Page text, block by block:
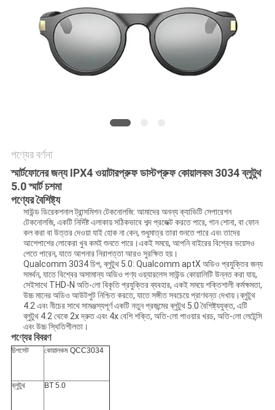
গোপনীয়তা
পণ্যের বর্ণনা
স্মার্টফোনের জন্য IPX4 ওয়াটারপ্রুফ ডাস্টপ্রুফ কোয়ালকম 3034 ব্লুটুথ
5.0 স্মার্ট চশমা
পণ্যের বৈশিষ্ট্য
সাউন্ড ডিরেকশনাল ট্রান্সমিশন টেকনোলজি: আমাদের অনন্য ক্যাভিটি সেপারেশন
টেকনোলজি, একটি নির্দিষ্ট এলাকায় সঠিকভাবে শব্দ প্রজেক্ট করতে পারে, গান শোনা, বা ফোন
কল করা বা উত্তর দেওয়া যাই হোক না কেন, শুধুমাত্র তারা শুনতে পারে এবং তাদের
আশেপাশের লোকেরা খুব কমই শুনতে পারে।একই সময়ে, আপনি বাইরের বিশ্বের ভয়েসও
পেতে পারেন, যাতে আপনার নিরাপত্তা আরও সুরক্ষিত হয়।
Qualcomm 3034 চিপ, ব্লুটুথ 5.0: Qualcomm aptX অডিও প্রযুক্তির জন্য
সমর্থন, যাতে বিশ্বের অসামান্য অডিও পণ্য ওয়্যারলেস সাউন্ড কোয়ালিটি উন্নত করা যায়,
সেইসাথে THD-N অতি-লো বিকৃতি প্রযুক্তির ব্যবহার, একই সময়ে শক্তিশালী কর্মক্ষমতা,
উচ্চ মানের অডিও আউটপুট নিশ্চিত করতে, যাতে সঙ্গীত সবচেয়ে প্রাণবন্ত দেখায়।ব্লুটুথ
4.2 এবং নীচের সাথে সামঞ্জস্যপূর্ণ একটি নতুন প্রজন্মের ব্লুটুথ 5.0 বৈশিষ্ট্যযুক্ত, এটি
ব্লুটুথ 4.2 থেকে 2x দ্রুত এবং 4x বেশি শক্তি, অতি-লো পাওয়ার খরচ, অতি-লো লেটেন্সি
এবং উচ্চ স্থিতিশীলতা।
পণ্যের বিবরণ
চিপসেট কোয়ালকম QCC3034
ব্লুটুথ BT 5.0